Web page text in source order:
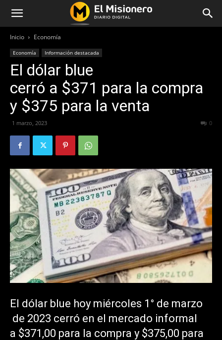
Inicio Economía
Economía Información destacada
El dólar blue
cerró a $371 para la compra
y $375 para la venta
1 marzo, 2023 0
El dólar blue hoy miércoles 1° de marzo​
de 2023 cerró en el mercado informal
a $371,00 para la compra y $375,00 para